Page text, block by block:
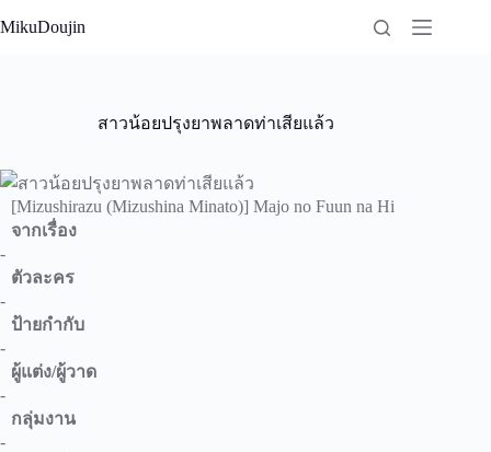
to
MikuDoujin
สาวน้อยปรุงยาพลาดท่าเสียแล้ว
[Mizushirazu (Mizushina Minato)] Majo no Fuun na Hi
จากเรื่อง
-
ตัวละคร
-
ป้ายกำกับ
-
ผู้แต่ง/ผู้วาด
-
กลุ่มงาน
-